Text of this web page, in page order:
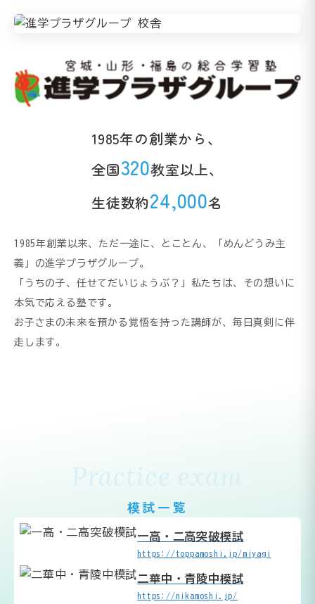
1985年の創業から、
全国320教室以上、
生徒数約24,000名
1985年創業以来、ただ一途に、とことん、「めんどうみ主
義」の進学プラザグループ。
「うちの子、任せてだいじょうぶ？」私たちは、その想いに
本気で応える塾です。
お子さまの未来を預かる覚悟を持った講師が、毎日真剣に伴
走します。
Practice exam
模試一覧
一高・二高突破模試
https://toppamoshi.jp/miyagi
二華中・青陵中模試
https://nikamoshi.jp/